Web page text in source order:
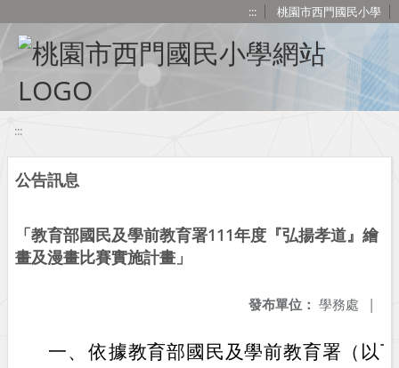
::: 桃園市西門國民小學
:::
公告訊息
「教育部國民及學前教育署111年度『弘揚孝道』繪
畫及漫畫比賽實施計畫」
發布單位： 學務處 |
一、 依據教育部國民及學前教育署（以